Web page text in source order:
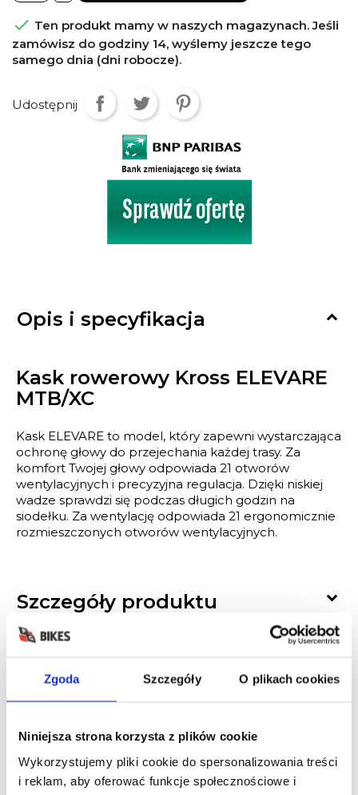
Zgoda Szczegóły O plikach cookies
Niniejsza strona korzysta z plików cookie
Wykorzystujemy pliki cookie do spersonalizowania treści
i reklam, aby oferować funkcje społecznościowe i
 Ten produkt mamy w naszych magazynach. Jeśli
zamówisz do godziny 14, wyślemy jeszcze tego
samego dnia (dni robocze).
Udostępnij
Opis i specyfikacja 
Kask rowerowy Kross ELEVARE
MTB/XC
Kask ELEVARE to model, który zapewni wystarczająca
ochronę głowy do przejechania każdej trasy. Za
komfort Twojej głowy odpowiada 21 otworów
wentylacyjnych i precyzyjna regulacja. Dzięki niskiej
wadze sprawdzi się podczas długich godzin na
siodełku. Za wentylację odpowiada 21 ergonomicznie
rozmieszczonych otworów wentylacyjnych.
Szczegóły produktu 
Wysyłka i dostawa 
Gwarancja 
Raty